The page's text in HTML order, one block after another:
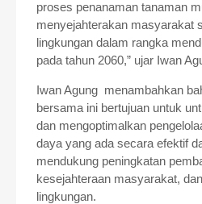
proses penanaman tanaman
menyejahterakan masyarakat
lingkungan dalam rangka
pada tahun 2060,” ujar Iwan
Iwan Agung menambahkan
bersama ini bertujuan untuk
dan mengoptimalkan
daya yang ada secara efektif
mendukung peningkatan
kesejahteraan masyarakat,
lingkungan.